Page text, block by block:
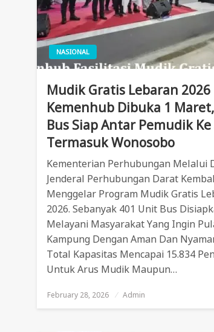
NASIONAL
Mudik Gratis Lebaran 2026
Kemenhub Dibuka 1
Bus Siap Antar Pemudik Ke
Termasuk Wonosobo
Kementerian Perhubungan Melalui
Jenderal Perhubungan Darat
Menggelar Program Mudik Gratis
2026. Sebanyak 401 Unit Bus
Melayani Masyarakat Yang Ingin
Kampung Dengan Aman Dan
Total Kapasitas Mencapai 15.834
Untuk Arus Mudik Maupun…
Posted
February 28, 2026 Admin